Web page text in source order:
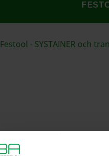
Festool - SYSTAINER och